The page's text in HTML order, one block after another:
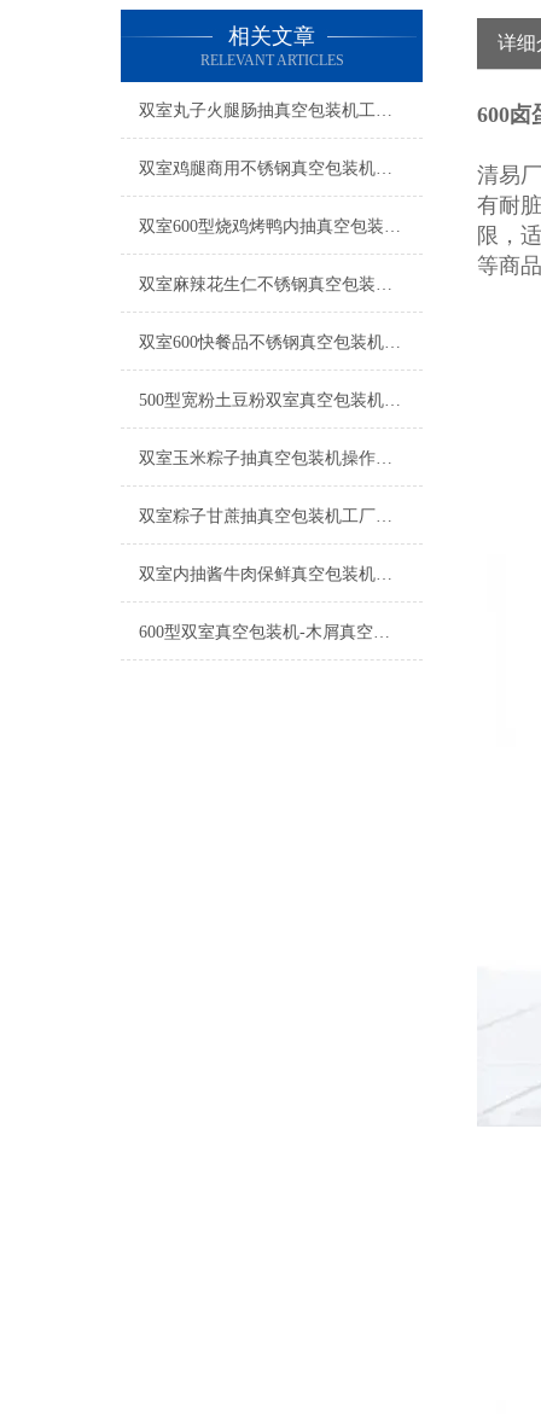
相关文章
RELEVANT ARTICLES
双室丸子火腿肠抽真空包装机工厂生产
双室鸡腿商用不锈钢真空包装机产品简介
双室600型烧鸡烤鸭内抽真空包装机工厂生产
双室麻辣花生仁不锈钢真空包装机操作简单
双室600快餐品不锈钢真空包装机工厂生产
500型宽粉土豆粉双室真空包装机产品简介
双室玉米粽子抽真空包装机操作简单
双室粽子甘蔗抽真空包装机工厂生产
双室内抽酱牛肉保鲜真空包装机操作简单
600型双室真空包装机-木屑真空机厂家
详细
600卤
清易
有耐
限，
等商品